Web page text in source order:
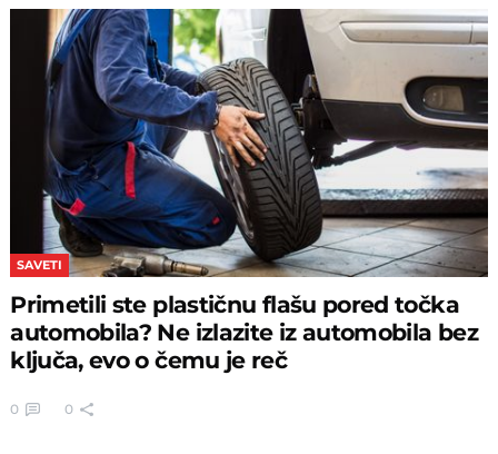
SAVETI
Primetili ste plastičnu flašu pored točka
automobila? Ne izlazite iz automobila bez
ključa, evo o čemu je reč
0 0